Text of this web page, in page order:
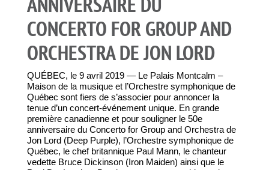
CONCERTO FOR GROUP AND
ORCHESTRA DE JON LORD
QUÉBEC, le 9 avril 2019 — Le Palais Montcalm –
Maison de la musique et l’Orchestre symphonique de
Québec sont fiers de s’associer pour annoncer la
tenue d’un concert-événement unique. En grande
première canadienne et pour souligner le 50e
anniversaire du Concerto for Group and Orchestra de
Jon Lord (Deep Purple), l’Orchestre symphonique de
Québec, le chef britannique Paul Mann, le chanteur
vedette Bruce Dickinson (Iron Maiden) ainsi que le